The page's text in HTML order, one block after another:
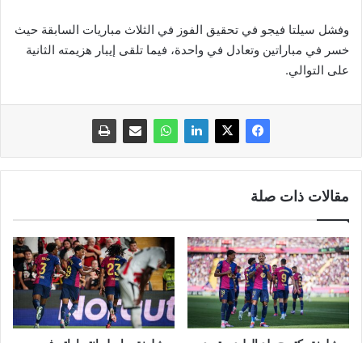
وفشل سيلتا فيجو في تحقيق الفوز في الثلاث مباريات السابقة حيث
خسر في مباراتين وتعادل في واحدة، فيما تلقى إيبار هزيمته الثانية
على التوالي.
مقالات ذات صلة